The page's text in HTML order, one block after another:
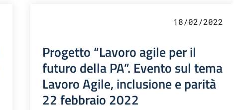
18/02/2022
Progetto “Lavoro agile per il
futuro della PA”. Evento sul tema
Lavoro Agile, inclusione e parità
22 febbraio 2022